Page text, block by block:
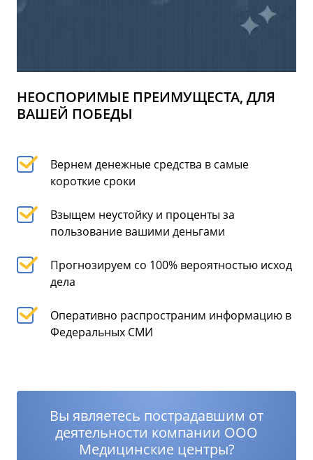
НЕОСПОРИМЫЕ ПРЕИМУЩЕСТА, ДЛЯ
ВАШЕЙ ПОБЕДЫ
Вернем денежные средства в самые
короткие сроки
Взыщем неустойку и проценты за
пользование вашими деньгами
Прогнозируем со 100% вероятностью исход
дела
Оперативно распространим информацию в
Федеральных СМИ
Вы являетесь пострадавшим от
деятельности компании ООО
Медицинские центры?